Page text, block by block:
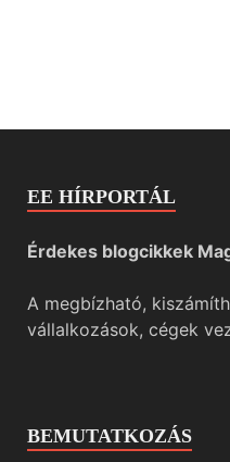
EE HÍRPORTÁL
Érdekes blogcikkek
A megbízható,
vállalkozások, cégek
BEMUTATKOZÁS